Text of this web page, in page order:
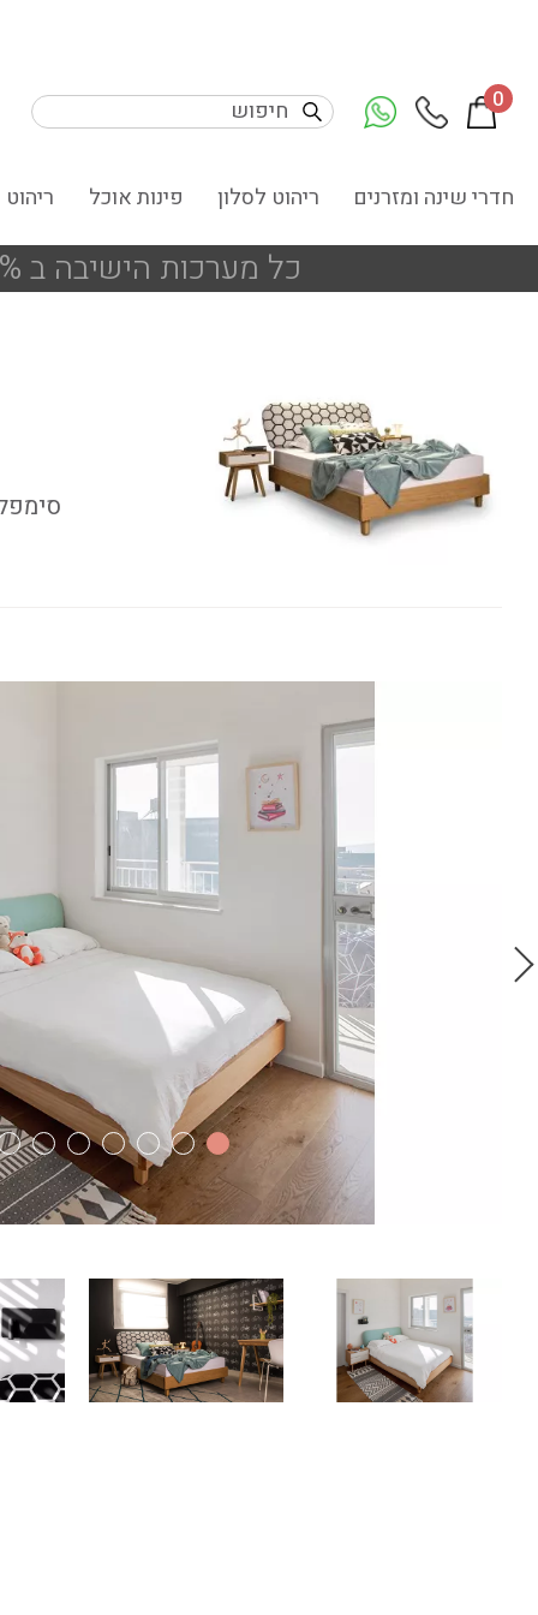
0
חדרי שינה ומזרנים ריהוט לסלון פינות אוכל
כל מערכות הישיבה ב 25% הנחה